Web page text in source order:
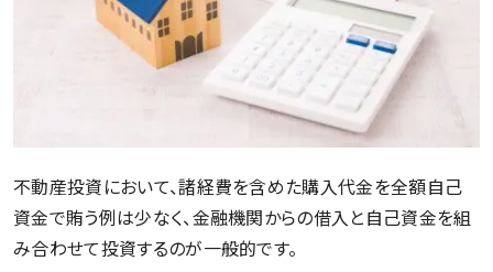
不動産投資において、諸経費を含めた購入代金を全額自己
資金で賄う例は少なく、金融機関からの借入と自己資金を組
み合わせて投資するのが一般的です。